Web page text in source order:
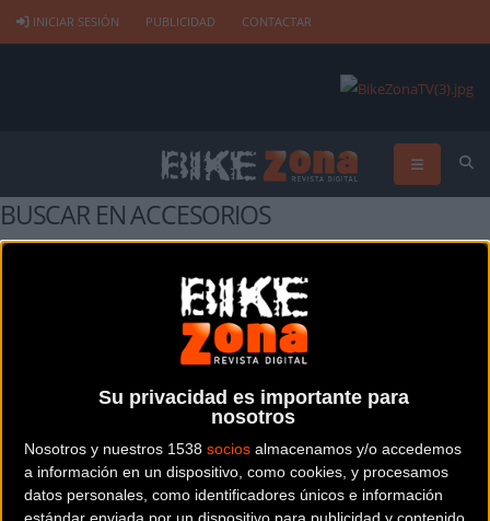
Su privacidad es importante para
nosotros
Nosotros y nuestros 1538 socios almacenamos y/o accedemos
a información en un dispositivo, como cookies, y procesamos
datos personales, como identificadores únicos e información
estándar enviada por un dispositivo para publicidad y contenido
INICIAR SESIÓN PUBLICIDAD CONTACTAR
BUSCAR EN ACCESORIOS
MARCAS DE ACCESORIOS